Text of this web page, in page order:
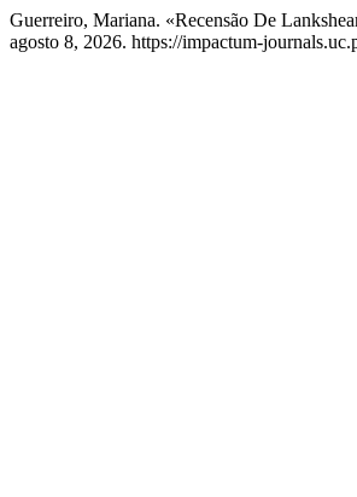
Guerreiro, Mariana. «Recensão De
agosto 8, 2026. https://impactum-